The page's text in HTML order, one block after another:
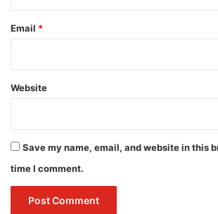
Email *
Website
Save my name, email, and website in this
time I comment.